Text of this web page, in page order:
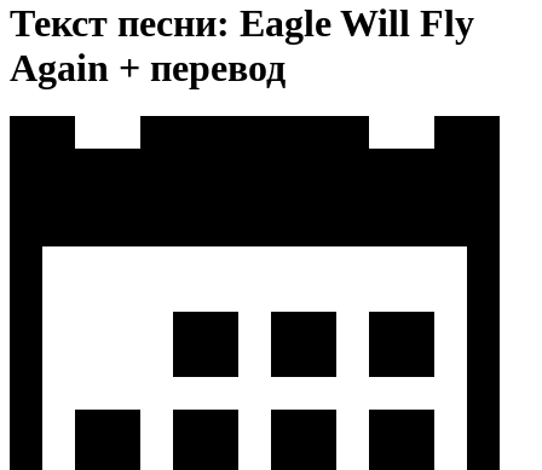
Текст песни: Eagle Will Fly
Again + перевод